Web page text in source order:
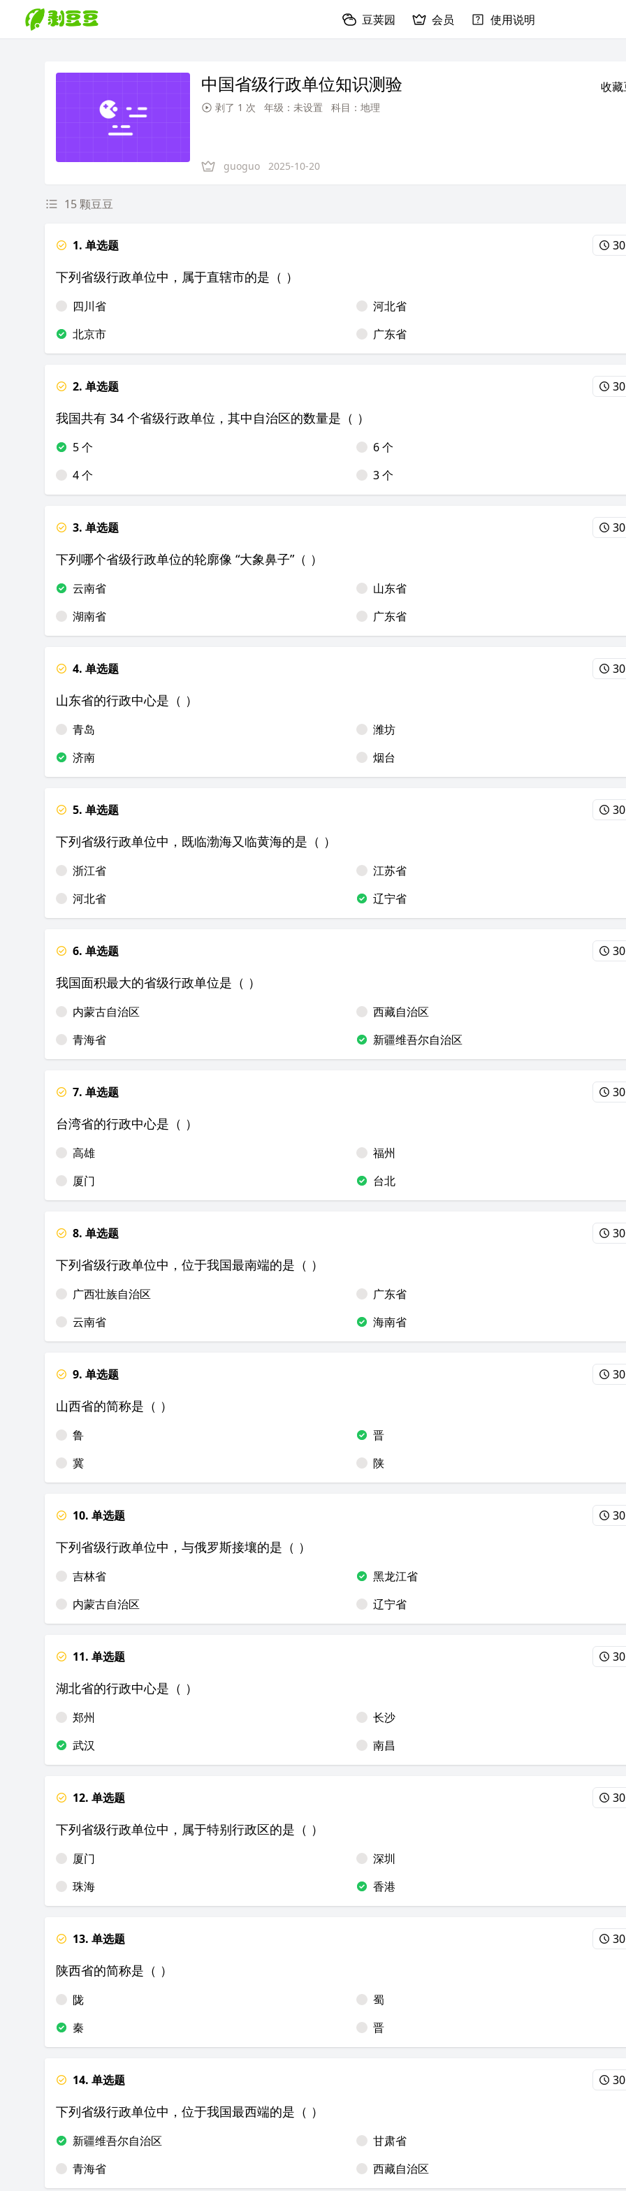
豆荚园 会员 使用说明
中国省级行政单位知识测验 收
剥了 1 次 年级：未设置 科目：地理
guoguo 2025-10-20
15 颗豆豆
1. 单选题
下列省级行政单位中，属于直辖市的是（ ）
四川省
河北省
北京市
广东省
2. 单选题
我国共有 34 个省级行政单位，其中自治区的数量是（ ）
5 个
6 个
4 个
3 个
3. 单选题
下列哪个省级行政单位的轮廓像 “大象鼻子”（ ）
云南省
山东省
湖南省
广东省
4. 单选题
山东省的行政中心是（ ）
青岛
潍坊
济南
烟台
5. 单选题
下列省级行政单位中，既临渤海又临黄海的是（ ）
浙江省
江苏省
河北省
辽宁省
6. 单选题
我国面积最大的省级行政单位是（ ）
内蒙古自治区
西藏自治区
青海省
新疆维吾尔自治区
7. 单选题
台湾省的行政中心是（ ）
高雄
福州
厦门
台北
8. 单选题
下列省级行政单位中，位于我国最南端的是（ ）
广西壮族自治区
广东省
云南省
海南省
9. 单选题
山西省的简称是（ ）
鲁
晋
冀
陕
10. 单选题
下列省级行政单位中，与俄罗斯接壤的是（ ）
吉林省
黑龙江省
内蒙古自治区
辽宁省
11. 单选题
湖北省的行政中心是（ ）
郑州
长沙
武汉
南昌
12. 单选题
下列省级行政单位中，属于特别行政区的是（ ）
厦门
深圳
珠海
香港
13. 单选题
陕西省的简称是（ ）
陇
蜀
秦
晋
14. 单选题
下列省级行政单位中，位于我国最西端的是（ ）
新疆维吾尔自治区
甘肃省
青海省
西藏自治区